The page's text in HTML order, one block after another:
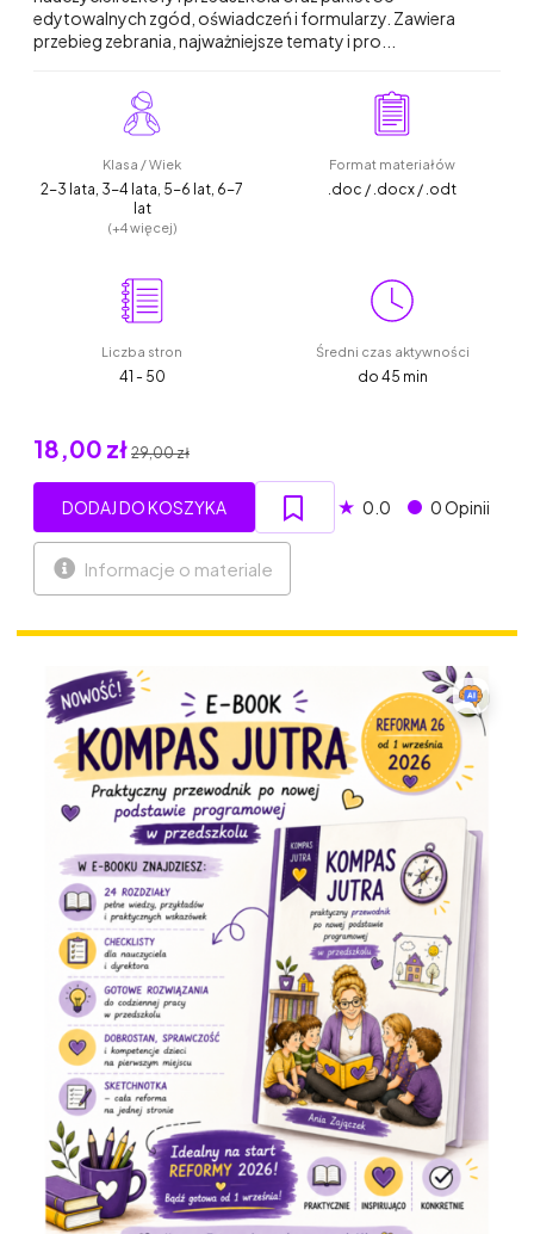
edytowalnych zgód, oświadczeń i formularzy. Zawiera
przebieg zebrania, najważniejsze tematy i pro...
Klasa / Wiek
2-3 lata, 3-4 lata, 5-6 lat, 6-7
lat
(+4 więcej)
Format materiałów
.doc / .docx / .odt
Liczba stron
41 - 50
Średni czas aktywności
do 45 min
18,00 zł 29,00 zł
DODAJ DO KOSZYKA ★ 0.0 0 Opinii
Informacje o materiale